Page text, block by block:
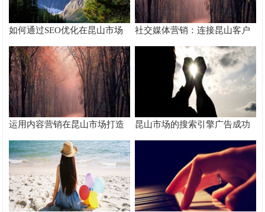
如何通过SEO优化在昆山市场
脱颖而出
社交媒体营销：连接昆山客户
的桥梁
运用内容营销在昆山市场打造
品牌影响力
昆山市场的搜索引擎广告成功
案例分析